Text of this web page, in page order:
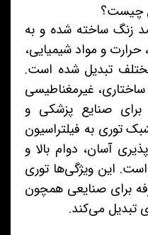
چیست؟
ضد زنگ ساخته شده و به
حرارت و مواد شیمیایی،
تبدیل شده است.
غیرمغناطیسی
برای صنایع پزشکی و
توری به فیلتراسیون
آسان، دوام بالا و
این ویژگی‌ها توری
برای صنایعی همچون
تبدیل می‌کند.